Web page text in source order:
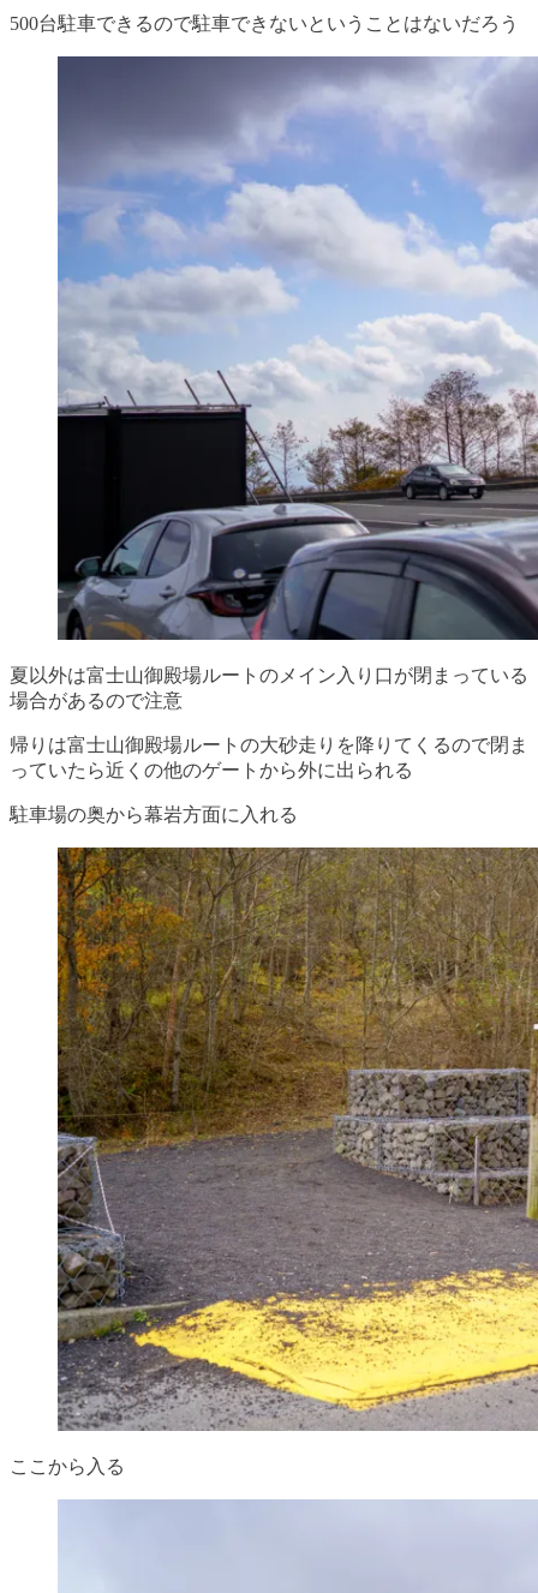
500台駐車できるので駐車できないということはないだろう
夏以外は富士山御殿場ルートのメイン入り口が閉まっている
場合があるので注意
帰りは富士山御殿場ルートの大砂走りを降りてくるので閉ま
っていたら近くの他のゲートから外に出られる
駐車場の奥から幕岩方面に入れる
ここから入る